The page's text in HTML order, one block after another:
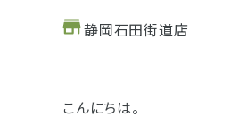
静岡石田街道店
こんにちは。